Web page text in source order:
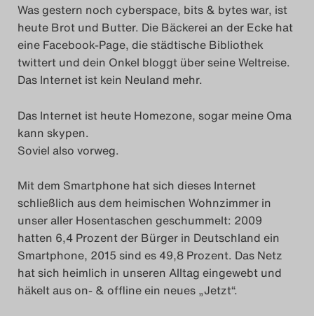
Search
Was gestern noch cyberspace, bits & bytes war, ist
heute Brot und Butter. Die Bäckerei an der Ecke hat
eine Facebook-Page, die städtische Bibliothek
twittert und dein Onkel bloggt über seine Weltreise.
Das Internet ist kein Neuland mehr.
Das Internet ist heute Homezone, sogar meine Oma
kann skypen.
Soviel also vorweg.
Mit dem Smartphone hat sich dieses Internet
schließlich aus dem heimischen Wohnzimmer in
unser aller Hosentaschen geschummelt: 2009
hatten 6,4 Prozent der Bürger in Deutschland ein
Smartphone, 2015 sind es 49,8 Prozent. Das Netz
hat sich heimlich in unseren Alltag eingewebt und
häkelt aus on- & offline ein neues „Jetzt“.